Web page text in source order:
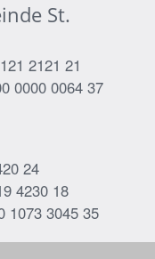
St.
2121 21
0000 0064 37
24
4230 18
1073 3045 35